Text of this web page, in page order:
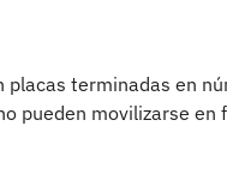
placas terminadas en
pueden movilizarse en